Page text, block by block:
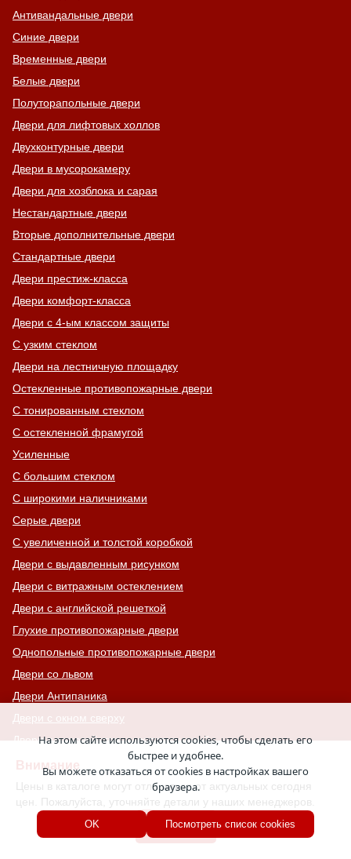
Внимание
Цены в каталоге могут отличаться от актуальных сегодня
цен. Пожалуйста, уточняйте детали у наших менеджеров.
Хорошо
Антивандальные двери
Синие двери
Временные двери
Белые двери
Полуторапольные двери
Двери для лифтовых холлов
Двухконтурные двери
Двери в мусорокамеру
Двери для хозблока и сарая
Нестандартные двери
Вторые дополнительные двери
Стандартные двери
Двери престиж-класса
Двери комфорт-класса
Двери с 4-ым классом защиты
С узким стеклом
Двери на лестничную площадку
Остекленные противопожарные двери
С тонированным стеклом
С остекленной фрамугой
Усиленные
С большим стеклом
С широкими наличниками
Серые двери
С увеличенной и толстой коробкой
Двери с выдавленным рисунком
Двери с витражным остеклением
Двери с английской решеткой
Глухие противопожарные двери
Однопольные противопожарные двери
Двери со львом
Двери Антипаника
Двери с окном сверху
Двери для хозяйственных помещений
Входные группы
Входные двери с кнокером
Двери с капителью
Двери для баров, кафе и ресторанов
На этом сайте используются cookies, чтобы сделать его
быстрее и удобнее.
Вы можете отказаться от cookies в настройках вашего
браузера.
OK Посмотреть список cookies